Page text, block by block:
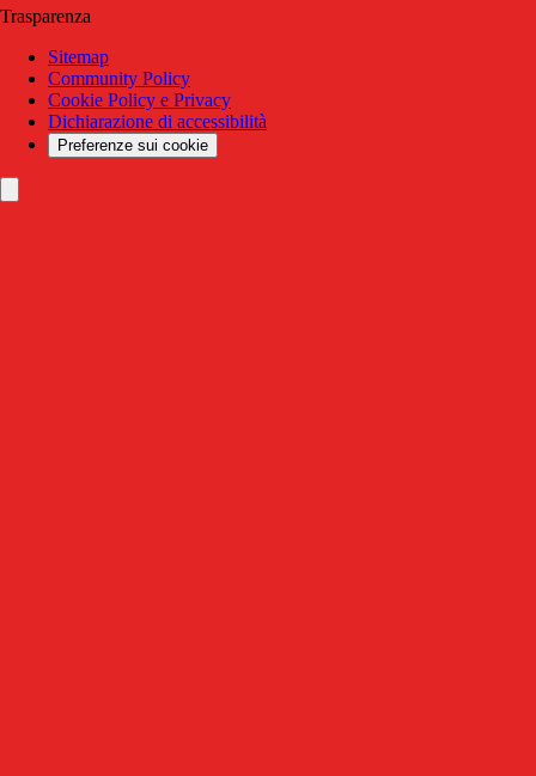
Trasparenza
Sitemap
Community Policy
Cookie Policy e Privacy
Dichiarazione di accessibilità
Preferenze sui cookie